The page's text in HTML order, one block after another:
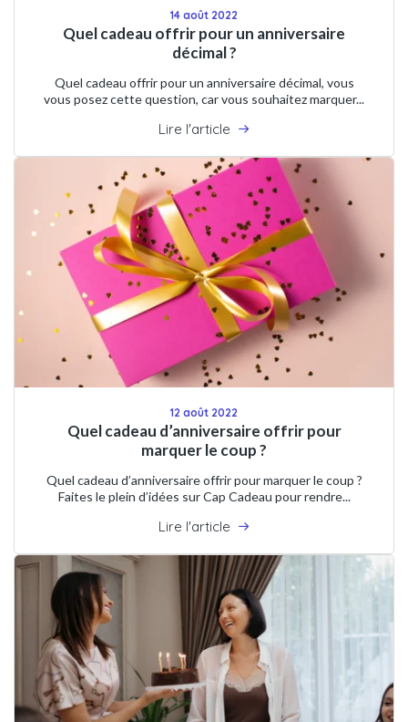
14 août 2022
Quel cadeau offrir pour un anniversaire
décimal ?
Quel cadeau offrir pour un anniversaire décimal, vous
vous posez cette question, car vous souhaitez marquer...
Lire l'article
12 août 2022
Quel cadeau d’anniversaire offrir pour
marquer le coup ?
Quel cadeau d’anniversaire offrir pour marquer le coup ?
Faites le plein d’idées sur Cap Cadeau pour rendre...
Lire l'article